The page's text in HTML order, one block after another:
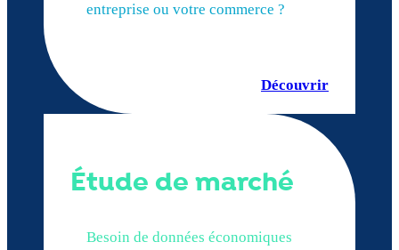
entreprise ou votre commerce ?
Découvrir
Étude de marché
Besoin de données économiques